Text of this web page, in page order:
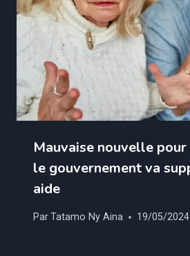
Mauvaise nouvelle
le gouvernement va
aide
ParTatamo Ny Aina 19/05/2024